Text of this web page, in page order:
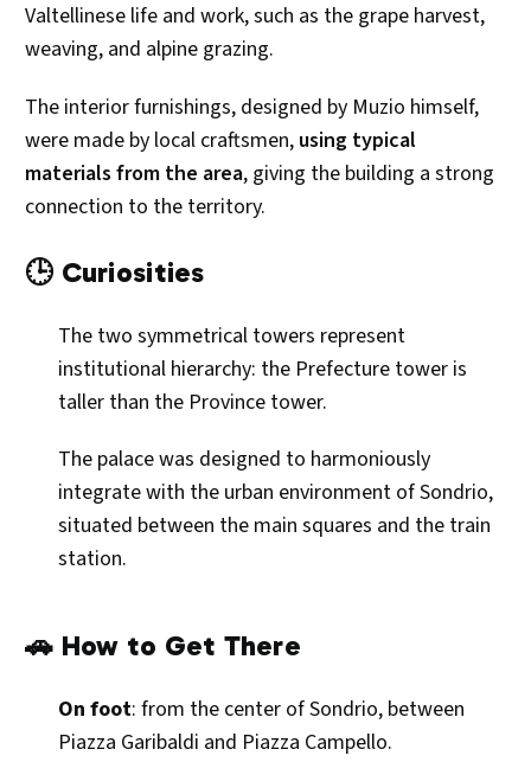
Valtellinese life and work, such as the grape harvest,
weaving, and alpine grazing.
The interior furnishings, designed by Muzio himself,
were made by local craftsmen, using typical
materials from the area, giving the building a strong
connection to the territory.
🕒 Curiosities
The two symmetrical towers represent
institutional hierarchy: the Prefecture tower is
taller than the Province tower.
The palace was designed to harmoniously
integrate with the urban environment of Sondrio,
situated between the main squares and the train
station.
🚗 How to Get There
On foot: from the center of Sondrio, between
Piazza Garibaldi and Piazza Campello.